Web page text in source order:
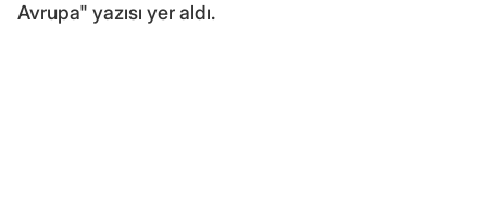
Avrupa" yazısı yer aldı.